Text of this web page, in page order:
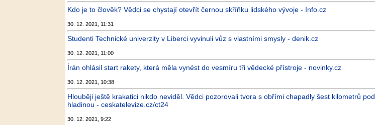
Kdo je to člověk? Vědci se chystají otevřít černou skříňku lidského vývoje - Info.cz
30. 12. 2021, 11:31
Studenti Technické univerzity v Liberci vyvinuli vůz s vlastními smysly - denik.cz
30. 12. 2021, 11:00
Írán ohlásil start rakety, která měla vynést do vesmíru tři vědecké přístroje - novinky.cz
30. 12. 2021, 10:38
Hlouběji ještě krakatici nikdo neviděl. Vědci pozorovali tvora s obřími chapadly šest kilometrů pod
hladinou - ceskatelevize.cz/ct24
30. 12. 2021, 9:22